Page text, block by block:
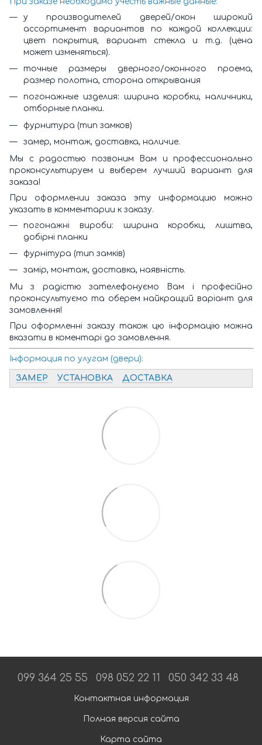
у производителей дверей/окон широкий
ассортимент вариантов по каждой коллекции:
цвет покрытия, вариант стекла и т.д. (цена
может изменяться).
точные размеры дверного/оконного проема,
размер полотна, сторона открывания
погонажные изделия: ширина коробки, наличники,
отборные планки.
фурнитура (тип замков)
замер, монтаж, доставка, наличие.
Мы с радостью позвоним Вам и профессионально
проконсультируем и выберем лучший вариант для
заказа!
При оформлении заказа эту информацию можно
указать в комментарии к заказу.
погонажні вироби: ширина коробки, лиштва,
добірні планки
фурнітура (тип замків)
замір, монтаж, доставка, наявність.
Ми з радістю зателефонуємо Вам і професійно
проконсультуємо та оберем найкращий варіант для
замовлення!
При оформленні заказу також цю інформацію можна
вказати в коментарі до замовлення.
Інформация по улугам (двери):
ЗАМЕР УСТАНОВКА ДОСТАВКА
099 364 25 55 098 052 22 11 050 342 33 48
Контактная информация
Полная версия сайта
Карта сайта